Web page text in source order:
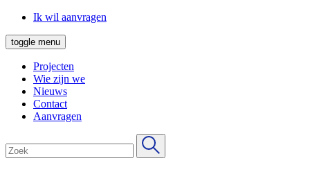
Ik wil aanvragen
toggle menu
Projecten
Wie zijn we
Nieuws
Contact
Aanvragen